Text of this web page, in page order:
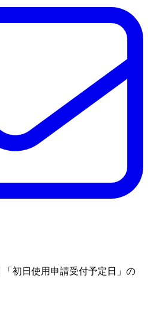
「初日使用申請受付予定日」の